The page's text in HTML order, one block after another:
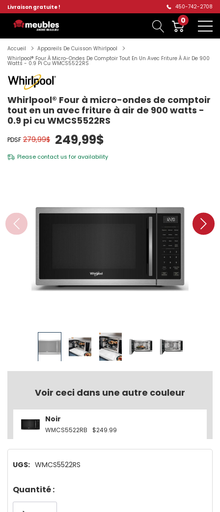
Livraison gratuite ! 450-742-2708
0
Accueil
Appareils De Cuisson Whirlpool
Whirlpool® Four À Micro-Ondes De Comptoir Tout En Un Avec Friture À Air De 900
Watts - 0.9 Pi Cu WMCS5522RS
Whirlpool® Four à micro-ondes de comptoir
tout en un avec friture à air de 900 watts -
0.9 pi cu WMCS5522RS
PDSF 279,99$ 249,99$
Please contact us for availability
Voir ceci dans une autre couleur
Noir
WMCS5522RB $249.99
UGS: WMCS5522RS
Dépêchez-
vous!
Quantité :